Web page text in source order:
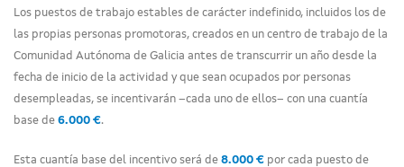
Los puestos de trabajo estables de carácter indefinido, incluidos los de
las propias personas promotoras, creados en un centro de trabajo de la
Comunidad Autónoma de Galicia antes de transcurrir un año desde la
fecha de inicio de la actividad y que sean ocupados por personas
desempleadas, se incentivarán –cada uno de ellos– con una cuantía
base de 6.000 €.
Esta cuantía base del incentivo será de 8.000 € por cada puesto de